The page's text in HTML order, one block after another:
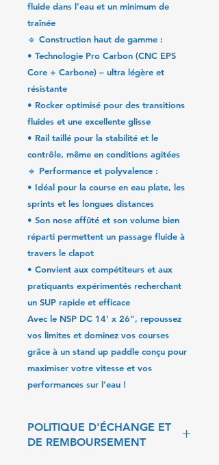
fluide dans l’eau et un minimum de
traînée
🔹 Construction haut de gamme :
• Technologie Pro Carbon (CNC EPS
Core + Carbone) – ultra légère et
résistante
• Rocker optimisé pour des transitions
fluides et une excellente glisse
• Rail taillé pour la stabilité et le
contrôle, même en conditions agitées
🔹 Performance et polyvalence :
• Idéal pour la course en eau plate, les
sprints et les longues distances
• Son nose affûté et son volume bien
réparti permettent un passage fluide à
travers le clapot
• Convient aux compétiteurs et aux
pratiquants expérimentés recherchant
un SUP rapide et efficace
Avec le NSP DC 14' x 26", repoussez
vos limites et dominez vos courses
grâce à un stand up paddle conçu pour
maximiser votre vitesse et vos
performances sur l’eau !
POLITIQUE D'ÉCHANGE ET
DE REMBOURSEMENT